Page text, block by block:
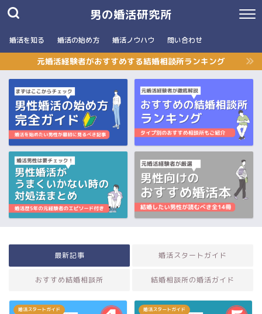
男の婚活研究所
婚活を知る 婚活の始め方 婚活ノウハウ 問い合わせ
元婚活経験者がおすすめする結婚相談所ランキング
最新記事 婚活スタートガイド
おすすめ結婚相談所 結婚相談所の婚活ガイド
婚活スタートガイド 婚活スタートガイド